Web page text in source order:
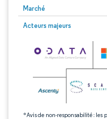
Marché
Acteurs majeurs
*Avis de non-responsabilité : les
Image © Mordor Intelligence. La